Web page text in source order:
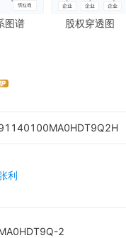
送达公告
被执行人
终本案件
询价评估
司法协助
图谱 股权穿透图
利
2